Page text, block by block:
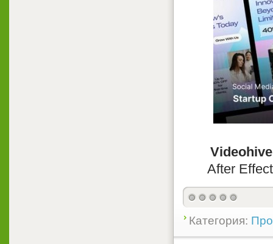
After
Категория: